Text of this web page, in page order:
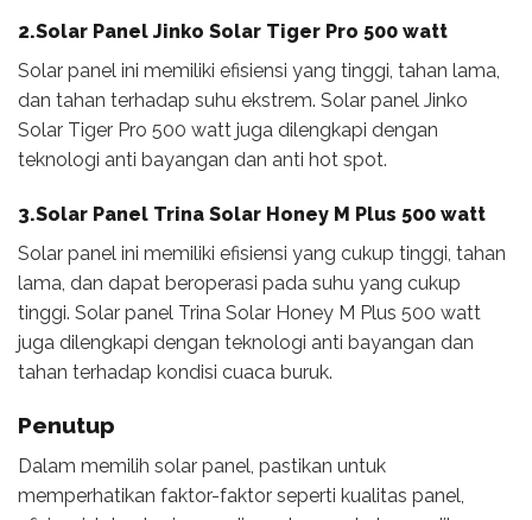
2.Solar Panel Jinko Solar Tiger Pro 500 watt
Solar panel ini memiliki efisiensi yang tinggi, tahan lama,
dan tahan terhadap suhu ekstrem. Solar panel Jinko
Solar Tiger Pro 500 watt juga dilengkapi dengan
teknologi anti bayangan dan anti hot spot.
3.Solar Panel Trina Solar Honey M Plus 500 watt
Solar panel ini memiliki efisiensi yang cukup tinggi, tahan
lama, dan dapat beroperasi pada suhu yang cukup
tinggi. Solar panel Trina Solar Honey M Plus 500 watt
juga dilengkapi dengan teknologi anti bayangan dan
tahan terhadap kondisi cuaca buruk.
Penutup
Dalam memilih solar panel, pastikan untuk
memperhatikan faktor-faktor seperti kualitas panel,